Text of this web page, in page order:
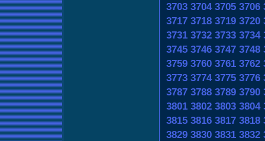
3703 3704 3705 3706
3717 3718 3719 3720
3731 3732 3733 3734
3745 3746 3747 3748
3759 3760 3761 3762
3773 3774 3775 3776
3787 3788 3789 3790
3801 3802 3803 3804
3815 3816 3817 3818
3829 3830 3831 3832